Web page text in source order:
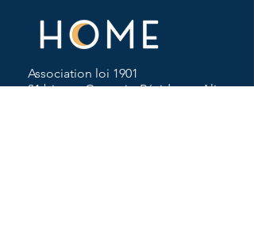
Association loi 1901
31 bis rue Courtois, Résidence Alix